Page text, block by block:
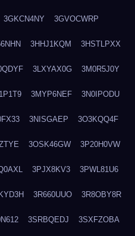
3GKCN4NY 3GVOCWRP
3HHJ1KQM 3HSTLPXX
3LXYAX0G 3M0R5J0Y
3MYP6NEF 3N0IPODU
3NISGAEP 3O3KQQ4F
3OSK46GW 3P20H0VW
3PJX8KV3 3PWL81U6
3R660UUO 3R8OBY8R
3SRBQEDJ 3SXFZOBA